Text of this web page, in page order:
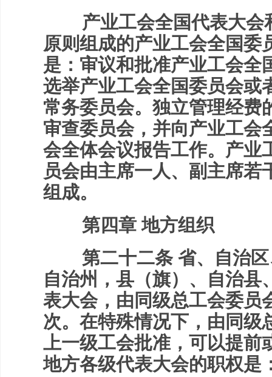
产业工会全国代表大会
原则组成的产业工会全国委
是：审议和批准产业工会全
选举产业工会全国委员会或
常务委员会。独立管理经费
审查委员会，并向产业工会
会全体会议报告工作。产业
员会由主席一人、副主席若
组成。
第四章 地方组织
第二十二条 省、自治区
自治州，县（旗）、自治县
表大会，由同级总工会委员
次。在特殊情况下，由同级
上一级工会批准，可以提前
地方各级代表大会的职权是